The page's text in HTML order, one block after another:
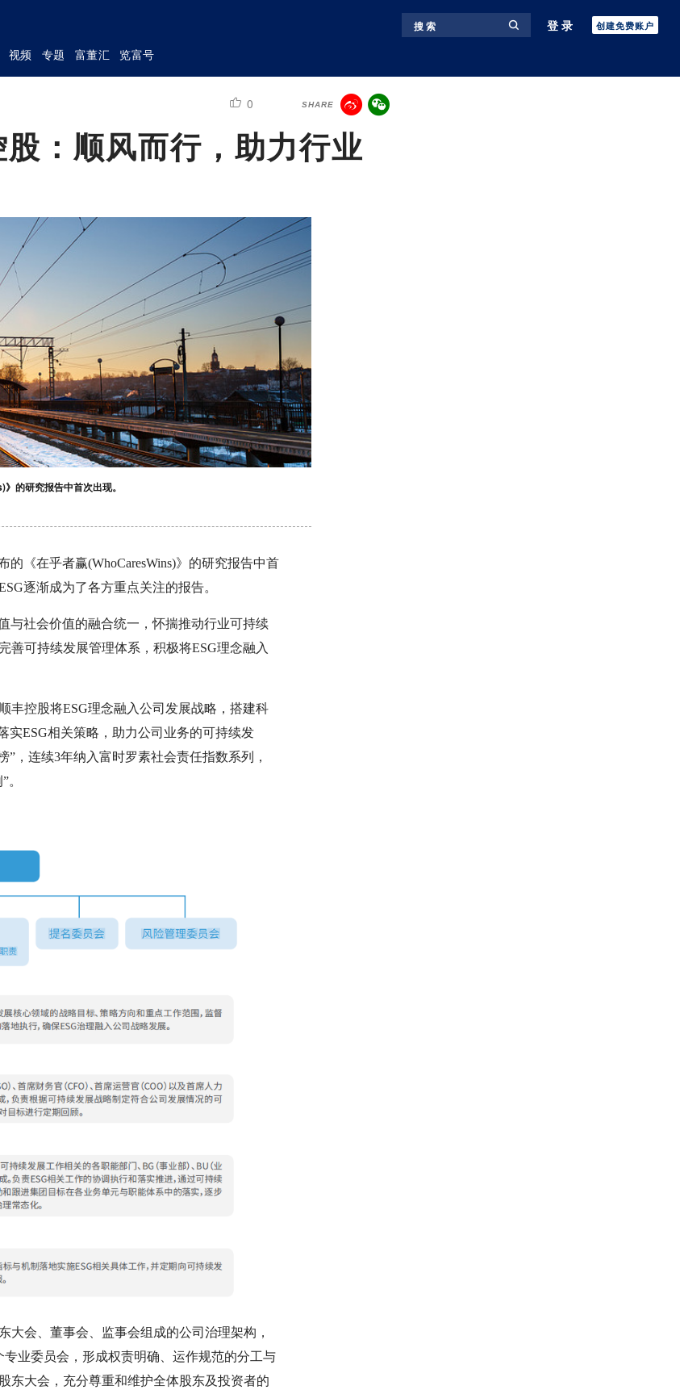
搜 索 登录 创建免费账户
视频 专题 富董汇 览富号
0 SHARE
：顺风而行，助力行业
的研究报告中首次出现。
《在乎者赢(WhoCaresWins)》的研究报告中首
逐渐成为了各方重点关注的报告。
与社会价值的融合统一，怀揣推动行业可持续
善可持续发展管理体系，积极将ESG理念融入
丰控股将ESG理念融入公司发展战略，搭建科
实ESG相关策略，助力公司业务的可持续发
”，连续3年纳入富时罗素社会责任指数系列，
。
大会、董事会、监事会组成的公司治理架构，
业委员会，形成权责明确、运作规范的分工与
东大会，充分尊重和维护全体股东及投资者的